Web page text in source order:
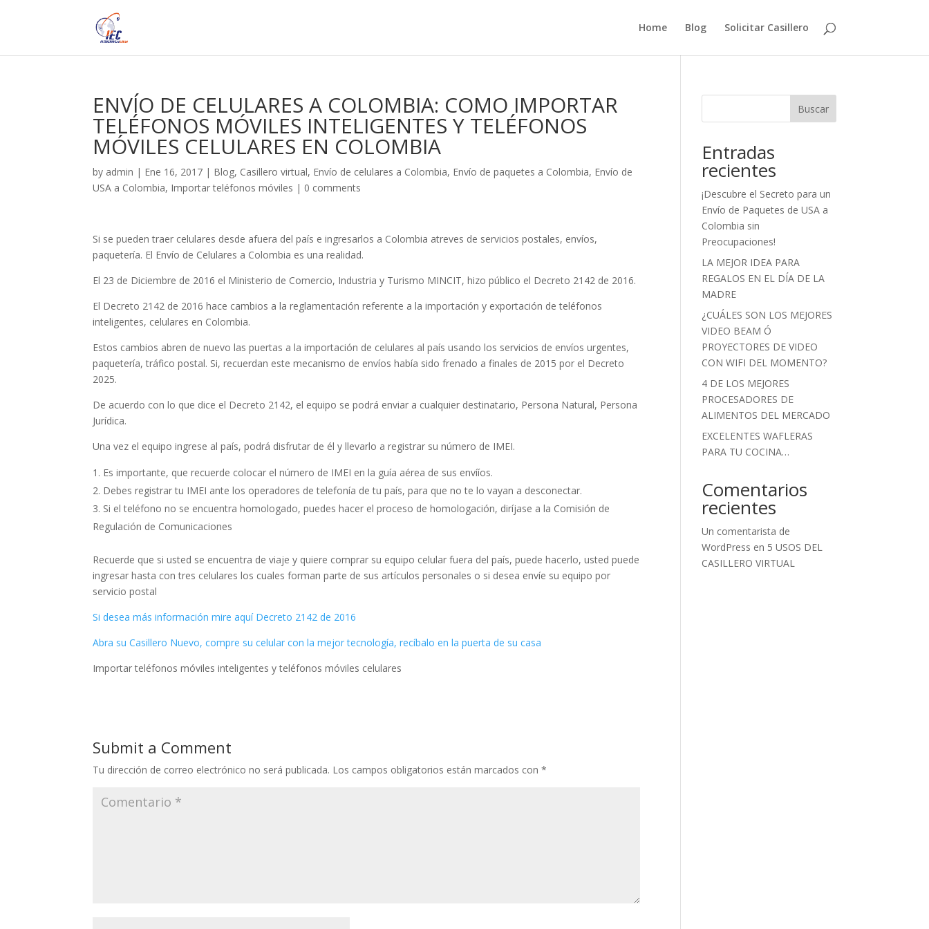
Home Blog Solicitar Casillero
ENVÍO DE CELULARES A COLOMBIA: COMO IMPORTAR
TELÉFONOS MÓVILES INTELIGENTES Y TELÉFONOS
MÓVILES CELULARES EN COLOMBIA
by admin | Ene 16, 2017 | Blog, Casillero virtual, Envío de celulares a Colombia, Envío de paquetes a Colombia, Envío de
USA a Colombia, Importar teléfonos móviles | 0 comments
Si se pueden traer celulares desde afuera del país e ingresarlos a Colombia atreves de servicios postales, envíos,
paqueterí­a. El Envío de Celulares a Colombia es una realidad.
El 23 de Diciembre de 2016 el Ministerio de Comercio, Industria y Turismo MINCIT, hizo público el Decreto 2142 de 2016.
El Decreto 2142 de 2016 hace cambios a la reglamentación referente a la importación y exportación de teléfonos
inteligentes, celulares en Colombia.
Estos cambios abren de nuevo las puertas a la importación de celulares al paí­s usando los servicios de envíos urgentes,
paqueterí­a, tráfico postal. Si, recuerdan este mecanismo de envíos había sido frenado a finales de 2015 por el Decreto
2025.
De acuerdo con lo que dice el Decreto 2142, el equipo se podrá enviar a cualquier destinatario, Persona Natural, Persona
Jurídica.
Una vez el equipo ingrese al país, podrá disfrutar de él y llevarlo a registrar su número de IMEI.
Es importante, que recuerde colocar el número de IMEI en la guía aérea de sus envííos.
Debes registrar tu IMEI ante los operadores de telefonía de tu país, para que no te lo vayan a desconectar.
Si el teléfono no se encuentra homologado, puedes hacer el proceso de homologación, diríjase a la Comisión de
Regulación de Comunicaciones
Recuerde que si usted se encuentra de viaje y quiere comprar su equipo celular fuera del país, puede hacerlo, usted puede
ingresar hasta con tres celulares los cuales forman parte de sus artículos personales o si desea envíe su equipo por
servicio postal
Si desea más información mire aquí Decreto 2142 de 2016
Abra su Casillero Nuevo, compre su celular con la mejor tecnología, recíbalo en la puerta de su casa
Importar teléfonos móviles inteligentes y teléfonos móviles celulares
Submit a Comment
Tu dirección de correo electrónico no será publicada. Los campos obligatorios están marcados con*
Buscar
Entradas
recientes
¡Descubre el Secreto para un
Envío de Paquetes de USA a
Colombia sin
Preocupaciones!
LA MEJOR IDEA PARA
REGALOS EN EL DÍA DE LA
MADRE
¿CUÁLES SON LOS MEJORES
VIDEO BEAM Ó
PROYECTORES DE VIDEO
CON WIFI DEL MOMENTO?
4 DE LOS MEJORES
PROCESADORES DE
ALIMENTOS DEL MERCADO
EXCELENTES WAFLERAS
PARA TU COCINA…
Comentarios
recientes
Un comentarista de
WordPress en 5 USOS DEL
CASILLERO VIRTUAL